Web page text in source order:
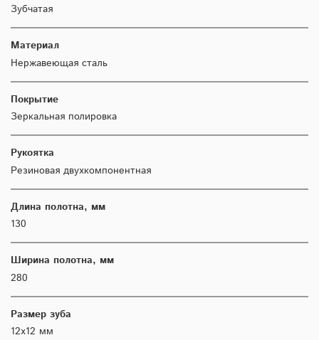
Зубчатая
Материал
Нержавеющая сталь
Покрытие
Зеркальная полировка
Рукоятка
Резиновая двухкомпонентная
Длина полотна, мм
130
Ширина полотна, мм
280
Размер зуба
12х12 мм